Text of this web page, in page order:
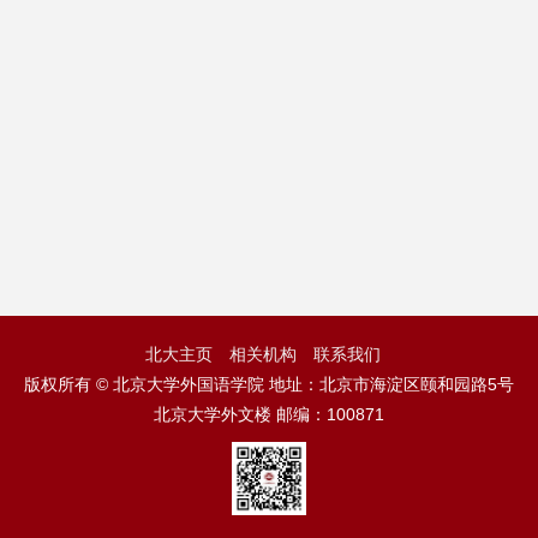
北大主页 相关机构
联系我们
版权所有 © 北京大学外国语学院 地址：北京市海淀区颐和园路5号
北京大学外文楼 邮编：100871